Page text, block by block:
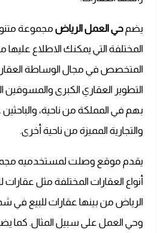
يضم حي العمل الرياض مجموعة
المختلفة التي يمكنك الاطلاع
المتخصص في مجال الوساطة
التطوير العقاري الكبرى والمسوقين
بهم في المملكة من ناحية،
والتجارية المميزة من ناحية أخرى.
يقدم موقع وصلت لمستخدميه
أنواع العقارات المختلفة مثل
الرياض من بينها عقارات للبيع في
وحي العمل على سبيل المثال. كما